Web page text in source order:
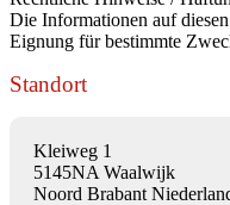
Die Informationen auf
Eignung für bestimmte
Standort
Kleiweg 1
5145NA Waalwijk
Noord Brabant